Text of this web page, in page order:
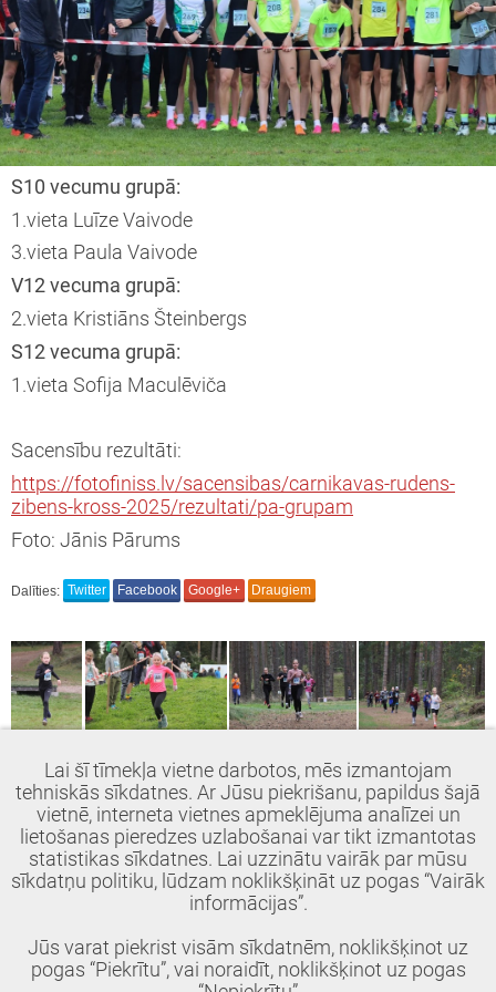
S10 vecumu grupā:
1.vieta Luīze Vaivode
3.vieta Paula Vaivode
V12 vecuma grupā:
2.vieta Kristiāns Šteinbergs
S12 vecuma grupā:
1.vieta Sofija Maculēviča
Sacensību rezultāti:
https://fotofiniss.lv/sacensibas/carnikavas-rudens-
zibens-kross-2025/rezultati/pa-grupam
Foto: Jānis Pārums
Dalīties: Twitter Facebook Google+ Draugiem
Lai šī tīmekļa vietne darbotos, mēs izmantojam
tehniskās sīkdatnes. Ar Jūsu piekrišanu, papildus šajā
vietnē, interneta vietnes apmeklējuma analīzei un
lietošanas pieredzes uzlabošanai var tikt izmantotas
statistikas sīkdatnes. Lai uzzinātu vairāk par mūsu
sīkdatņu politiku, lūdzam noklikšķināt uz pogas “Vairāk
informācijas”.
Jūs varat piekrist visām sīkdatnēm, noklikšķinot uz
pogas “Piekrītu”, vai noraidīt, noklikšķinot uz pogas